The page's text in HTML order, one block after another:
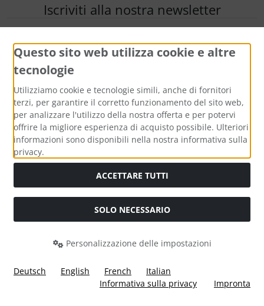
Iscriviti alla nostra newsletter
La newsletter è gratuita e può essere cancellata in qualsiasi
momento qui o nel proprio account cliente.
Contattateci
Ülis Segelflugbedarf GmbH
Untergasse 1
Telefono: 0049-6045-950100
Per saperne di più...
Questo sito web utilizza cookie e altre
tecnologie
Utilizziamo cookie e tecnologie simili, anche di fornitori
terzi, per garantire il corretto funzionamento del sito web,
per analizzare l'utilizzo della nostra offerta e per potervi
offrire la migliore esperienza di acquisto possibile. Ulteriori
informazioni sono disponibili nella nostra informativa sulla
privacy.
ACCETTARE TUTTI
SOLO NECESSARIO
Personalizzazione delle impostazioni
Deutsch English French
Italian
Informativa sulla privacy
Impronta